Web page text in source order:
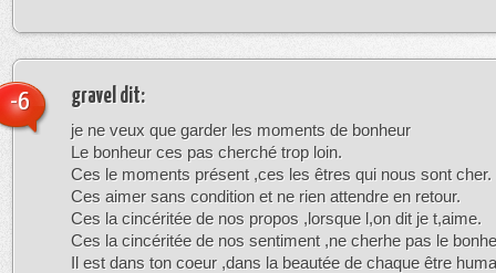
gravel dit:
je ne veux que garder les moments de bonheur
Le bonheur ces pas cherché trop loin.
Ces le moments présent ,ces les êtres qui nous sont cher.
Ces aimer sans condition et ne rien attendre en retour.
Ces la cincéritée de nos propos ,lorsque l,on dit je t,aime.
Ces la cincéritée de nos sentiment ,ne cherhe pas le
Il est dans ton coeur ,dans la beautée de chaque être
-6